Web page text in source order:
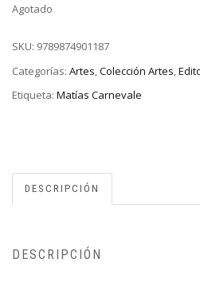
Agotado
SKU: 9789874901187
Categorías: Artes,Colección Artes,
Etiqueta: Matías Carnevale
DESCRIPCIÓN
DESCRIPCIÓN